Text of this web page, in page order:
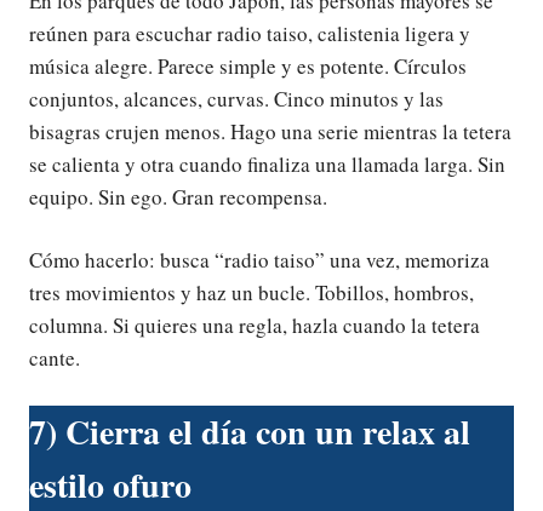
reúnen para escuchar radio taiso, calistenia ligera y
música alegre. Parece simple y es potente. Círculos
conjuntos, alcances, curvas. Cinco minutos y las
bisagras crujen menos. Hago una serie mientras la tetera
se calienta y otra cuando finaliza una llamada larga. Sin
equipo. Sin ego. Gran recompensa.
Cómo hacerlo: busca “radio taiso” una vez, memoriza
tres movimientos y haz un bucle. Tobillos, hombros,
columna. Si quieres una regla, hazla cuando la tetera
cante.
7) Cierra el día con un relax al
estilo ofuro